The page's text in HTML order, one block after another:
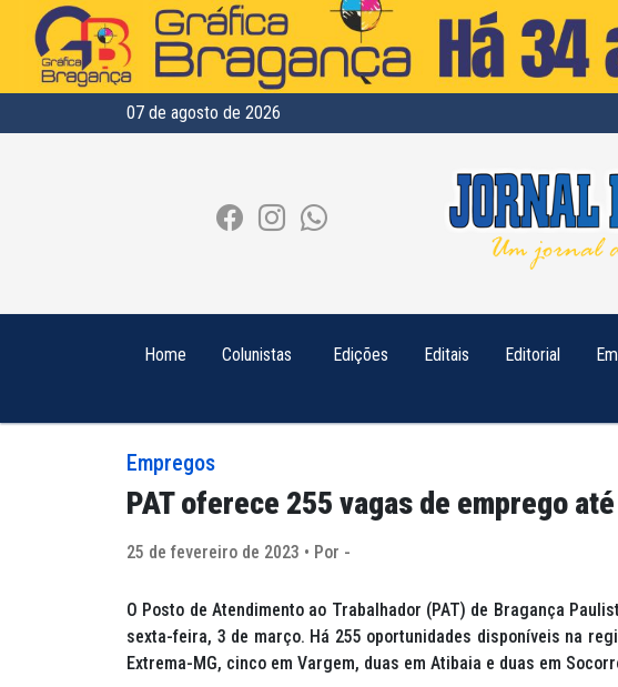
07 de agosto de 2026
Home Colunistas Edições Editais Editorial
Empregos
PAT oferece 255 vagas de emprego
25 de fevereiro de 2023 • Por -
O Posto de Atendimento ao Trabalhador (PAT) de Bragança
sexta-feira, 3 de março. Há 255 oportunidades disponíveis na
Extrema-MG, cinco em Vargem, duas em Atibaia e duas em